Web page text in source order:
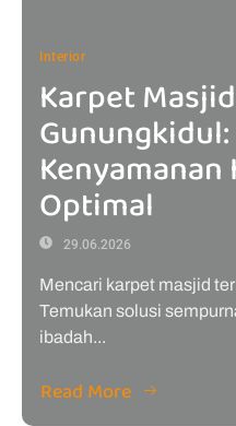
Interior
Karpet Masjid
Gunungkidul:
Kenyamanan
Optimal
29.06.2026
Mencari karpet masjid
Temukan solusi
ibadah...
Read More